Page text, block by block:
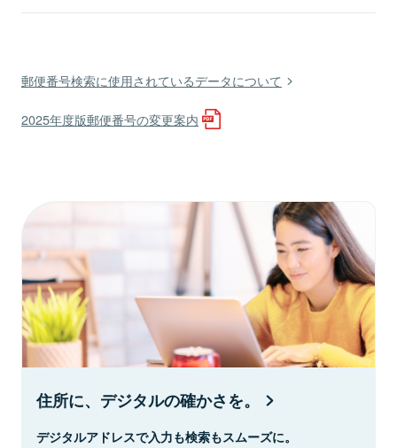
郵便番号検索に使用されているデータについて
2025年度版郵便番号の変更案内
住所に、デジタルの確かさを。
デジタルアドレスで入力も検索もスムーズに。